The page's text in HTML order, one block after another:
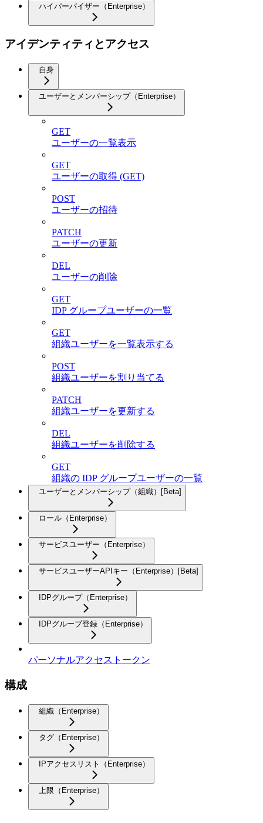
ハイパーバイザー（Enterprise）
アイデンティティとアクセス
自身
ユーザーとメンバーシップ（Enterprise）
GET
ユーザーの一覧表示
GET
ユーザーの取得 (GET)
POST
ユーザーの招待
PATCH
ユーザーの更新
DEL
ユーザーの削除
GET
IDP グループユーザーの一覧
GET
組織ユーザーを一覧表示する
POST
組織ユーザーを割り当てる
PATCH
組織ユーザーを更新する
DEL
組織ユーザーを削除する
GET
組織の IDP グループユーザーの一覧
ユーザーとメンバーシップ（組織）[Beta]
ロール（Enterprise）
サービスユーザー（Enterprise）
サービスユーザーAPIキー（Enterprise）[Beta]
IDPグループ（Enterprise）
IDPグループ登録（Enterprise）
パーソナルアクセストークン
構成
組織（Enterprise）
タグ（Enterprise）
IPアクセスリスト（Enterprise）
上限（Enterprise）